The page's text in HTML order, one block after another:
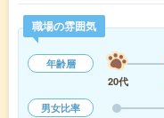
職場の雰囲気
年齢層
20代
男女比率